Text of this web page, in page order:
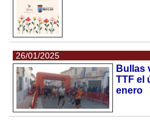
26/01/2025
Bullas
TTF el
enero